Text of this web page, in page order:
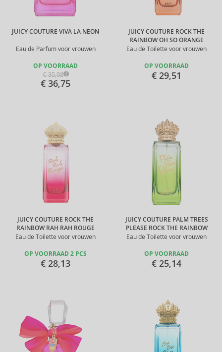
JUICY COUTURE VIVA LA NEON
Eau de Parfum voor vrouwen
OP VOORRAAD
€ 35,08
€ 36,75
JUICY COUTURE ROCK THE
RAINBOW OH SO ORANGE
Eau de Toilette voor vrouwen
OP VOORRAAD
€ 29,51
JUICY COUTURE ROCK THE
RAINBOW RAH RAH ROUGE
Eau de Toilette voor vrouwen
OP VOORRAAD 2 PCS
€ 28,13
JUICY COUTURE PALM TREES
PLEASE ROCK THE RAINBOW
Eau de Toilette voor vrouwen
OP VOORRAAD
€ 25,14